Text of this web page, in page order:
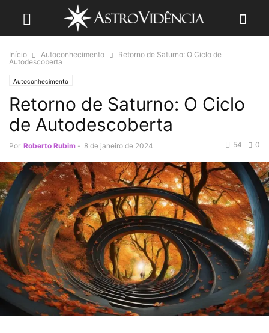
Início Autoconhecimento
Retorno de Saturno: O Ciclo de
Autodescoberta
Autoconhecimento
Retorno de Saturno: O Ciclo
de Autodescoberta
Por Roberto Rubim - 8 de janeiro de 2024 0
54